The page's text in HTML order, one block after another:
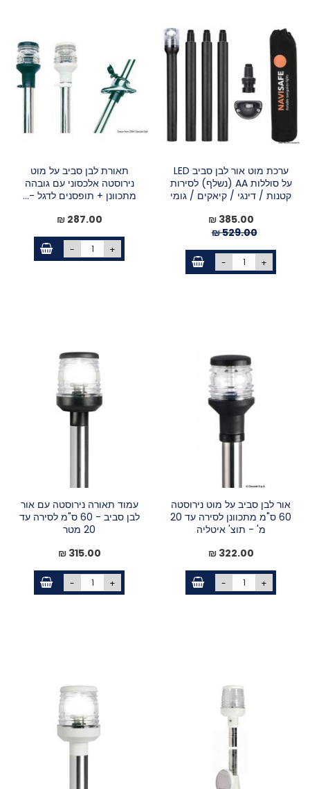
ערכת מוט אור לבן סביב LED
על סוללות AA (נשלף) לסירות
קטנות / דינגי / קיאקים / גומי
מחיר
מיוחד
385.00 ₪
529.00 ₪
- +
תאורת לבן סביב על מוט
נירוסטה אלכסוני עם גובהה
מתכוונן + תופסנים לדגל -...
287.00 ₪
- +
אור לבן סביב על מוט נירוסטה
60 ס"מ מתכוונן לסירה עד 20
מ' - תוצ' איטליה
322.00 ₪
- +
עמוד תאורה נירוסטה עם אור
לבן סביב - 60 ס"מ לסירה עד
20 מטר
315.00 ₪
- +